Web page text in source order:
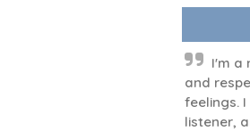
I'm a
and
feelings.
listener,